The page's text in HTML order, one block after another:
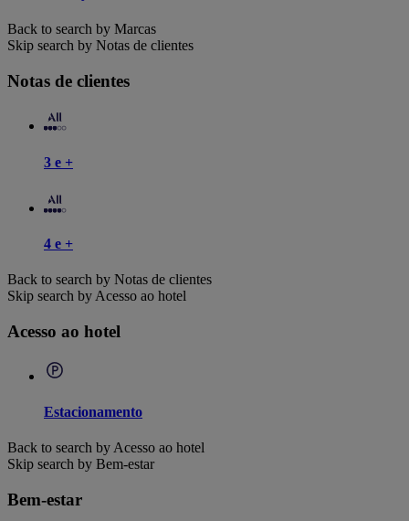
Back to search by Marcas
Skip search by Notas de clientes
Notas de clientes
3 e +
4 e +
Back to search by Notas de clientes
Skip search by Acesso ao hotel
Acesso ao hotel
Estacionamento
Back to search by Acesso ao hotel
Skip search by Bem-estar
Bem-estar